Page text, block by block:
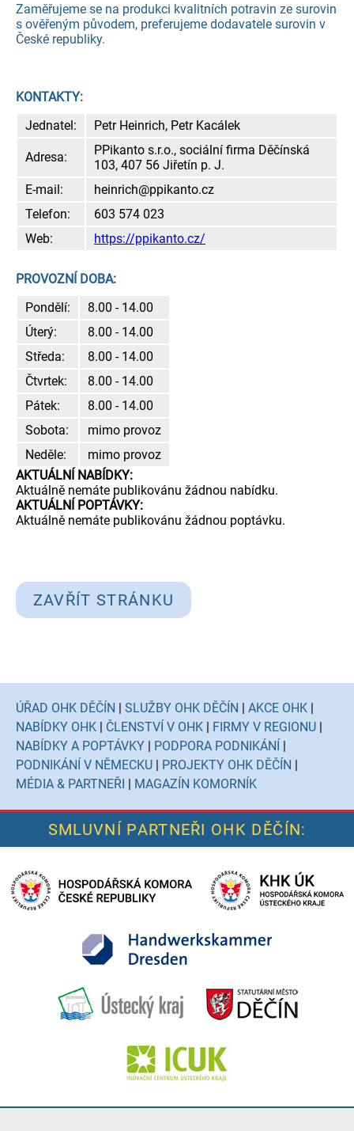
Zaměřujeme se na produkci kvalitních potravin ze surovin
s ověřeným původem, preferujeme dodavatele surovin v
České republiky.
KONTAKTY:
Jednatel:
Petr Heinrich, Petr Kacálek
Adresa:
PPikanto s.r.o., sociální firma Děčínská
103, 407 56 Jiřetín p. J.
E-mail:
heinrich@ppikanto.cz
Telefon:
603 574 023
Web:
https://ppikanto.cz/
PROVOZNÍ DOBA:
Pondělí:
8.00 - 14.00
Úterý:
8.00 - 14.00
Středa:
8.00 - 14.00
Čtvrtek:
8.00 - 14.00
Pátek:
8.00 - 14.00
Sobota:
mimo provoz
Neděle:
mimo provoz
AKTUÁLNÍ NABÍDKY:
Aktuálně nemáte publikovánu žádnou nabídku.
AKTUÁLNÍ POPTÁVKY:
Aktuálně nemáte publikovánu žádnou poptávku.
ZAVŘÍT STRÁNKU
ÚŘAD OHK DĚČÍN | SLUŽBY OHK DĚČÍN | AKCE OHK |
NABÍDKY OHK | ČLENSTVÍ V OHK | FIRMY V REGIONU |
NABÍDKY A POPTÁVKY | PODPORA PODNIKÁNÍ |
PODNIKÁNÍ V NĚMECKU | PROJEKTY OHK DĚČÍN |
MÉDIA & PARTNEŘI | MAGAZÍN KOMORNÍK
SMLUVNÍ PARTNEŘI OHK DĚČÍN: